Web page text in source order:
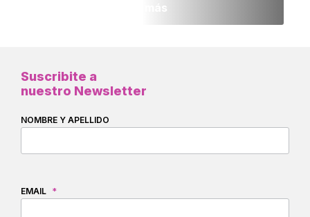
Leer más
Suscribite a
nuestro Newsletter
NOMBRE Y APELLIDO
EMAIL *